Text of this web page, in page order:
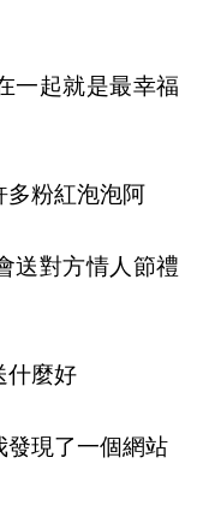
一起就是最幸福
多粉紅泡泡阿
送對方情人節禮
什麼好
發現了一個網站